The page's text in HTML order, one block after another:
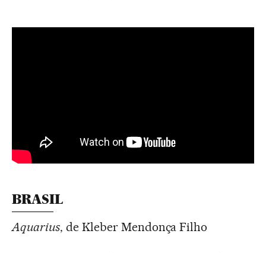
BRASIL
Aquarius, de Kleber Mendonça Filho